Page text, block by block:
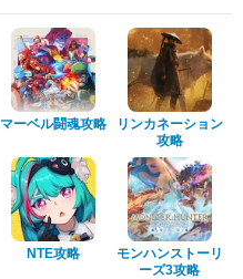
マーベル闘魂攻略
リンカネーション
攻略
NTE攻略
モンハンストーリ
ーズ3攻略